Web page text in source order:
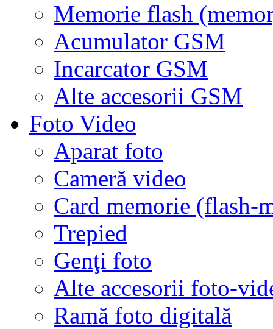
Memorie flash
Acumulator GSM
Incarcator GSM
Alte accesorii GSM
Foto Video
Aparat foto
Cameră video
Card memorie (flash-
Trepied
Genţi foto
Alte accesorii foto-
Ramă foto digitală